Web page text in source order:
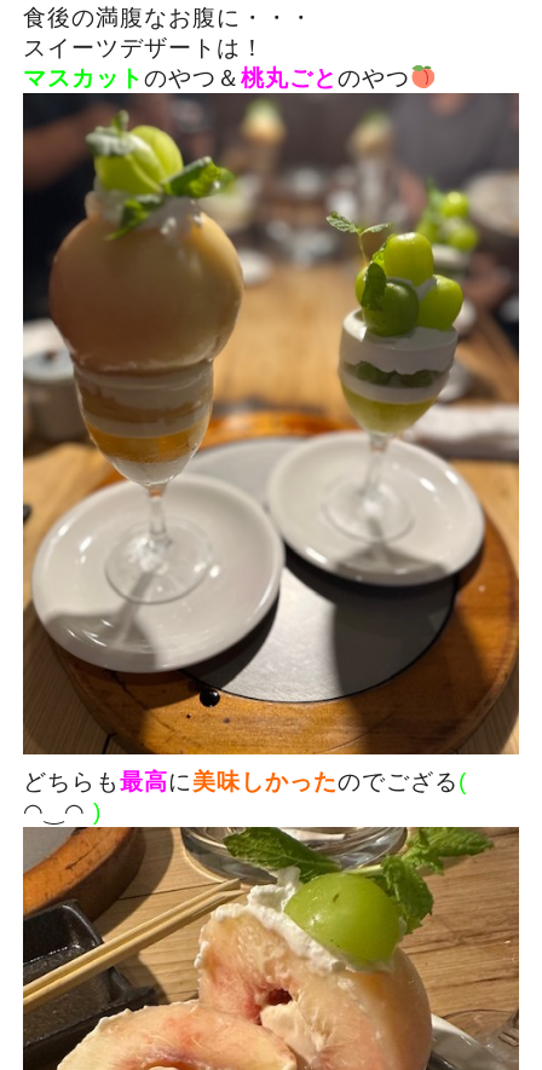
食後の満腹なお腹に・・・
スイーツデザートは！
マスカットのやつ＆桃丸ごとのやつ
どちらも最高に美味しかったのでござる(
◠‿◠ )